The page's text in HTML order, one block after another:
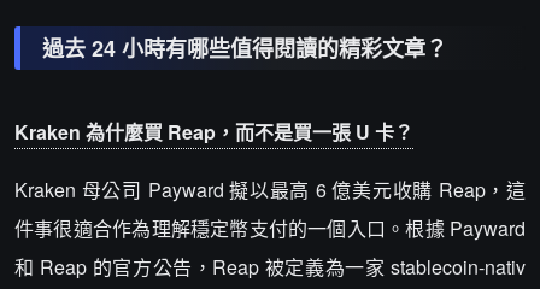
過去 24 小時有哪些值得閱讀的精彩文章？
Kraken 為什麼買 Reap，而不是買一張 U 卡？
Kraken 母公司 Payward 擬以最高 6 億美元收購 Reap，這
件事很適合作為理解穩定幣支付的一個入口。根據 Payward
和 Reap 的官方公告，Reap 被定義為一家 stablecoin-nativ